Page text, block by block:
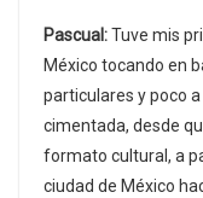
Pascual:Tuve mis
México tocando en
particulares y poco
cimentada, desde
formato cultural, a
ciudad de México